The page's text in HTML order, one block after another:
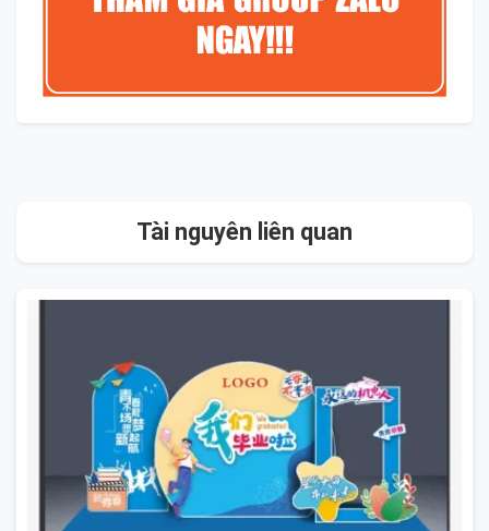
Tài nguyên liên quan